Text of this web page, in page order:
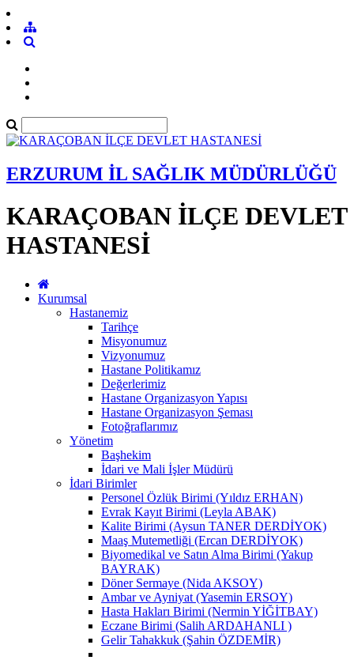
ERZURUM İL SAĞLIK MÜDÜRLÜĞÜ
KARAÇOBAN İLÇE DEVLET
HASTANESİ
Kurumsal
Hastanemiz
Tarihçe
Misyonumuz
Vizyonumuz
Hastane Politikamız
Değerlerimiz
Hastane Organizasyon Yapısı
Hastane Organizasyon Şeması
Fotoğraflarımız
Yönetim
Başhekim
İdari ve Mali İşler Müdürü
İdari Birimler
Personel Özlük Birimi (Yıldız ERHAN)
Evrak Kayıt Birimi (Leyla ABAK)
Kalite Birimi (Aysun TANER DERDİYOK)
Maaş Mutemetliği (Ercan DERDİYOK)
Biyomedikal ve Satın Alma Birimi (Yakup
BAYRAK)
Döner Sermaye (Nida AKSOY)
Ambar ve Ayniyat (Yasemin ERSOY)
Hasta Hakları Birimi (Nermin YİĞİTBAY)
Eczane Birimi (Salih ARDAHANLI )
Gelir Tahakkuk (Şahin ÖZDEMİR)